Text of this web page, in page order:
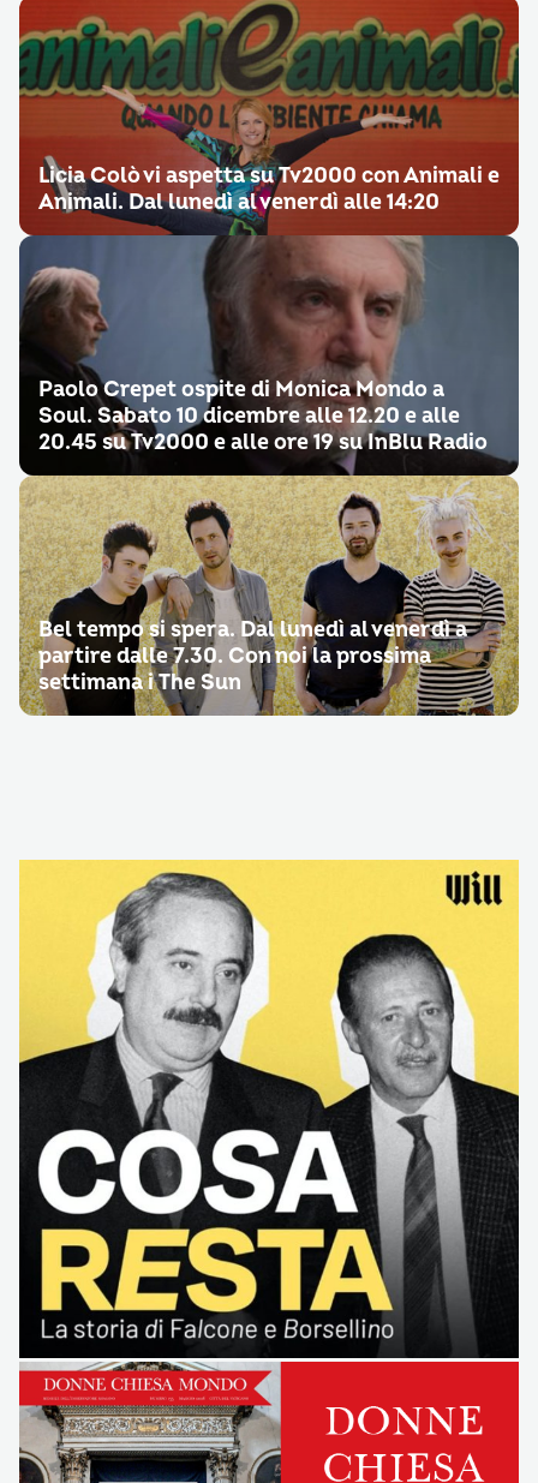
Licia Colò vi aspetta su Tv2000 con Animali e
Animali. Dal lunedì al venerdì alle 14:20
Paolo Crepet ospite di Monica Mondo a
Soul. Sabato 10 dicembre alle 12.20 e alle
20.45 su Tv2000 e alle ore 19 su InBlu Radio
Bel tempo si spera. Dal lunedì al venerdì a
partire dalle 7.30. Con noi la prossima
settimana i The Sun